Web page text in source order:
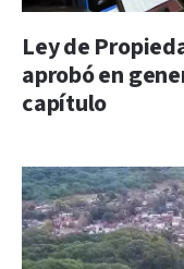
Ley de
aprobó en
capítulo